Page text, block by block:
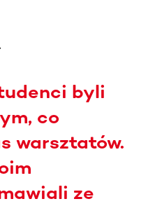
byli
co
warsztatów.
ze